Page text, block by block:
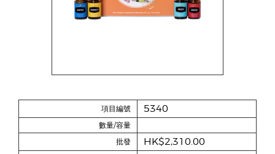
項目編號 5340
數量/容量
批發 HK$2,310.00